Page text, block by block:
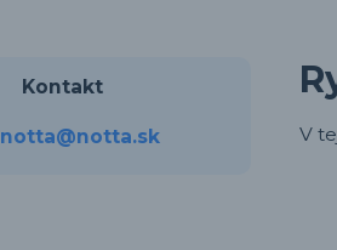
V
Kontakt
notta@notta.sk